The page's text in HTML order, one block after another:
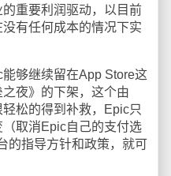
重要利润驱动，以目前
有任何成本的情况下实
够继续留在App Store这
夜》的下架，这个由
松的得到补救，Epic只
取消Epic自己的支付选
的指导方针和政策，就可